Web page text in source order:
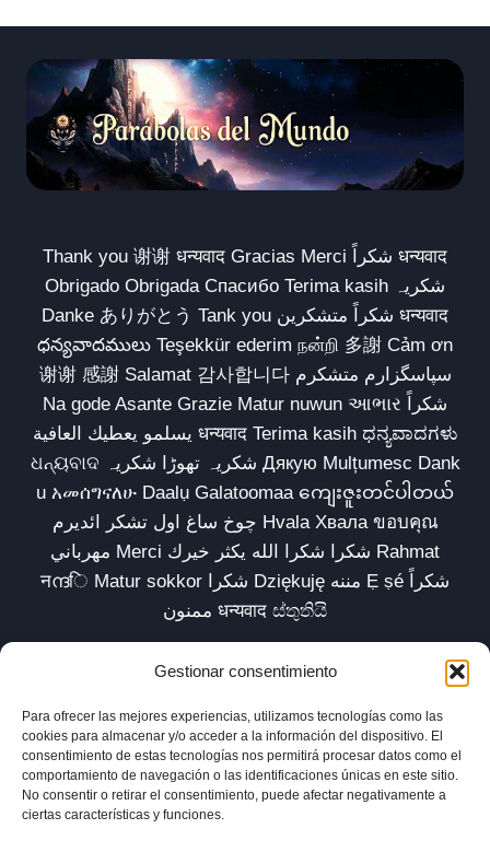
Gestionar consentimiento
Para ofrecer las mejores experiencias, utilizamos tecnologías como las
cookies para almacenar y/o acceder a la información del dispositivo. El
consentimiento de estas tecnologías nos permitirá procesar datos como el
comportamiento de navegación o las identificaciones únicas en este sitio.
No consentir o retirar el consentimiento, puede afectar negativamente a
ciertas características y funciones.
Thank you 谢谢 धन्यवाद Gracias Merci شكراً धन्यवाद
Obrigado Obrigada Спасибо Terima kasih شکریہ
Danke ありがとう Tank you شكراً متشكرين धन्यवाद
ధన్యవాదములు Teşekkür ederim நன்றி 多謝 Cảm ơn
谢谢 感謝 Salamat 감사합니다 سپاسگزارم متشکرم
Na gode Asante Grazie Matur nuwun આભાર شكراً
يسلمو يعطيك العافية धन्यवाद Terima kasih ಧನ್ಯವಾದಗಳು
ଧନ୍ୟବାଦ شکریہ تھوڑا شکریہ Дякую Mulțumesc Dank
u አመሰግናለሁ Daalụ Galatoomaa ကျေးဇူးတင်ပါတယ်
چوخ ساغ اول تشکر ائدیرم Hvala Хвала ขอบคุณ
مهرباني Merci شكرا شكرا الله يكثر خيرك Rahmat
नന്ദि Matur sokkor شكرا Dziękuję مننه Ẹ ṣé شكراً
ممنون धन्यवाद ස්තුතියි
Inicio Biblioteca Parábolas TV
Comunidad
Esencia
Blog
Política de privacidad
Aviso legal
Política de cookies (UE)